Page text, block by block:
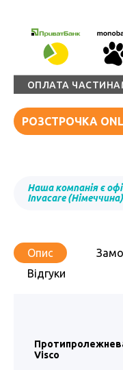
ОПЛАТА
РОЗСТРОЧКА
Наша компанія є
Invacare
Опис
Відгуки
Visco